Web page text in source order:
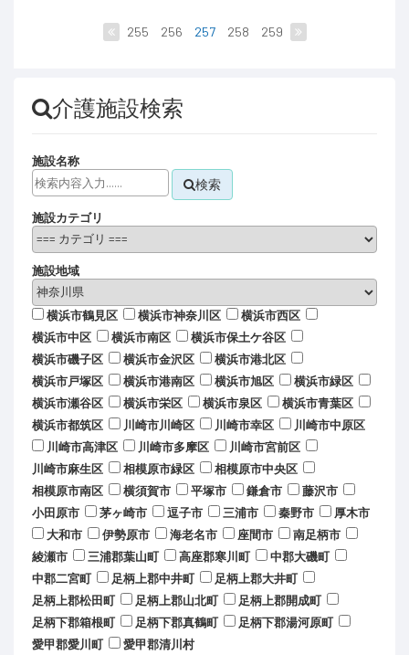
255 256 257 258 259
介護施設検索
施設名称
検索
施設カテゴリ
施設地域
横浜市鶴見区 横浜市神奈川区
横浜市西区
横浜市中区
横浜市南区
横浜市保土ケ谷区
横浜市磯子区
横浜市金沢区
横浜市港北区
横浜市戸塚区
横浜市港南区 横浜市旭区
横浜市緑区
横浜市瀬谷区
横浜市栄区 横浜市泉区
横浜市青葉区
横浜市都筑区
川崎市川崎区 川崎市幸区
川崎市中原区
川崎市高津区
川崎市多摩区
川崎市宮前区
川崎市麻生区
相模原市緑区
相模原市中央区
相模原市南区
横須賀市 平塚市 鎌倉市
藤沢市
小田原市
茅ヶ崎市 逗子市 三浦市 秦野市
厚木市
大和市
伊勢原市 海老名市 座間市
南足柄市
綾瀬市
三浦郡葉山町 高座郡寒川町
中郡大磯町
中郡二宮町
足柄上郡中井町
足柄上郡大井町
足柄上郡松田町
足柄上郡山北町
足柄上郡開成町
足柄下郡箱根町
足柄下郡真鶴町
足柄下郡湯河原町
愛甲郡愛川町
愛甲郡清川村